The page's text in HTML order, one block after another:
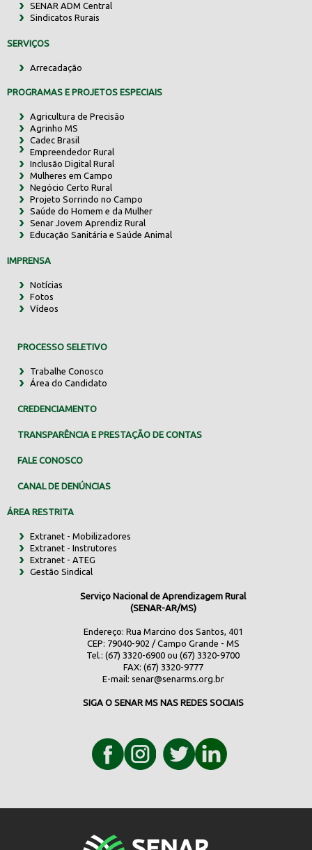
SENAR ADM Central
Sindicatos Rurais
SERVIÇOS
Arrecadação
PROGRAMAS E PROJETOS ESPECIAIS
Agricultura de Precisão
Agrinho MS
Cadec Brasil
Empreendedor Rural
Inclusão Digital Rural
Mulheres em Campo
Negócio Certo Rural
Projeto Sorrindo no Campo
Saúde do Homem e da Mulher
Senar Jovem Aprendiz Rural
Educação Sanitária e Saúde Animal
IMPRENSA
Notícias
Fotos
Vídeos
PROCESSO SELETIVO
Trabalhe Conosco
Área do Candidato
CREDENCIAMENTO
TRANSPARÊNCIA E PRESTAÇÃO DE CONTAS
FALE CONOSCO
CANAL DE DENÚNCIAS
ÁREA RESTRITA
Extranet - Mobilizadores
Extranet - Instrutores
Extranet - ATEG
Gestão Sindical
Serviço Nacional de Aprendizagem Rural
(SENAR-AR/MS)
Endereço: Rua Marcino dos Santos, 401
CEP: 79040-902 / Campo Grande - MS
Tel.: (67) 3320-6900 ou (67) 3320-9700
FAX: (67) 3320-9777
E-mail: senar@senarms.org.br
SIGA O SENAR MS NAS REDES SOCIAIS